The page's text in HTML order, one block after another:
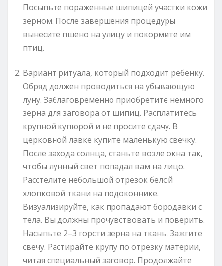
Посыпьте пораженные шипицей участки кожи
зерном. После завершения процедуры
вынесите пшено на улицу и покормите им
птиц.
Вариант ритуала, который подходит ребенку.
Обряд должен проводиться на убывающую
луну. Заблаговременно приобретите немного
зерна для заговора от шипиц. Расплатитесь
крупной купюрой и не просите сдачу. В
церковной лавке купите маленькую свечку.
После захода солнца, станьте возле окна так,
чтобы лунный свет попадал вам на лицо.
Расстелите небольшой отрезок белой
хлопковой ткани на подоконнике.
Визуализируйте, как пропадают бородавки с
тела. Вы должны прочувствовать и поверить.
Насыпьте 2–3 горсти зерна на ткань. Зажгите
свечу. Растирайте крупу по отрезку материи,
читая специальный заговор. Продолжайте